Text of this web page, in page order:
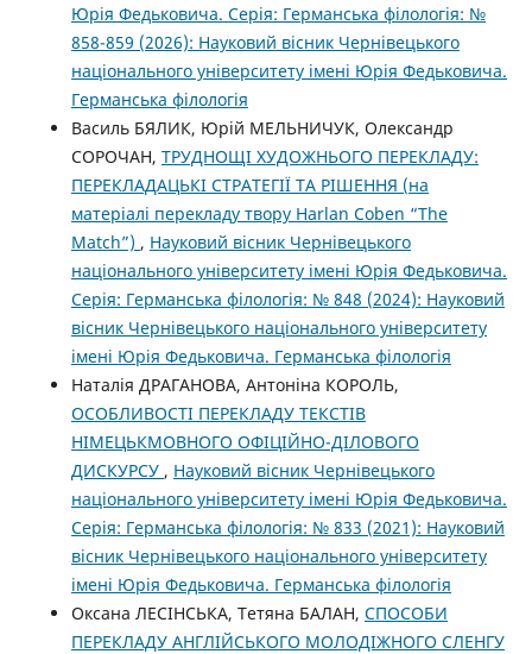
Юрія Федьковича. Серія: Германська філологія: №
858-859 (2026): Науковий вісник Чернівецького
національного університету імені Юрія Федьковича.
Германська філологія
Василь БЯЛИК, Юрій МЕЛЬНИЧУК, Олександр
СОРОЧАН, ТРУДНОЩІ ХУДОЖНЬОГО ПЕРЕКЛАДУ:
ПЕРЕКЛАДАЦЬКІ СТРАТЕГІЇ ТА РІШЕННЯ (на
матеріалі перекладу твору Harlan Coben “The
Match”) , Науковий вісник Чернівецького
національного університету імені Юрія Федьковича.
Серія: Германська філологія: № 848 (2024): Науковий
вісник Чернівецького національного університету
імені Юрія Федьковича. Германська філологія
Наталія ДРАГАНОВА, Антоніна КОРОЛЬ,
ОСОБЛИВОСТІ ПЕРЕКЛАДУ ТЕКСТІВ
НІМЕЦЬКМОВНОГО ОФІЦІЙНО-ДІЛОВОГО
ДИСКУРСУ , Науковий вісник Чернівецького
національного університету імені Юрія Федьковича.
Серія: Германська філологія: № 833 (2021): Науковий
вісник Чернівецького національного університету
імені Юрія Федьковича. Германська філологія
Оксана ЛЕСІНСЬКА, Тетяна БАЛАН, СПОСОБИ
ПЕРЕКЛАДУ АНГЛІЙСЬКОГО МОЛОДІЖНОГО СЛЕНГУ